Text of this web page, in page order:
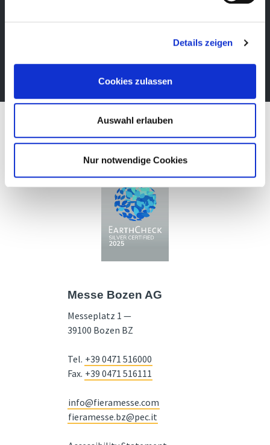
Details zeigen
Cookies zulassen
Auswahl erlauben
Nur notwendige Cookies
Messe Bozen AG
Messeplatz 1 —
39100 Bozen BZ
Tel. +39 0471 516000
Fax. +39 0471 516111
info@fieramesse.com
fieramesse.bz@pec.it